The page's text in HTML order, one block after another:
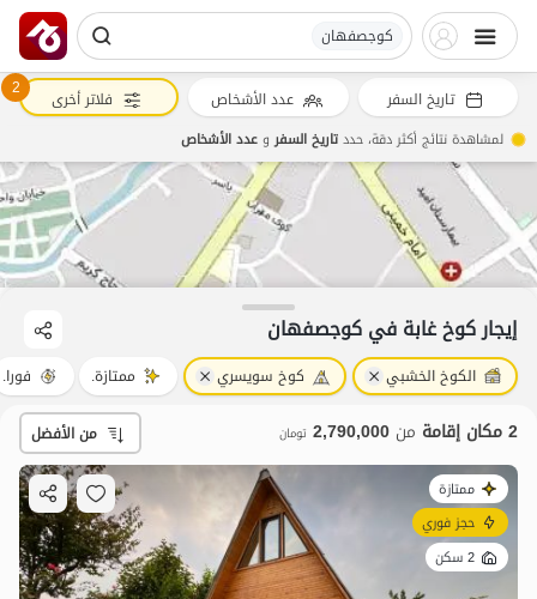
کوجصفهان
مليون ت 5
إيجار كوخ غابة في کوجصفهان
الكوخ الخشبي كوخ سويسري ممتازة. فورا.
2 مكان إقامة من 2,790,000 تومان من الأفضل
ممتازة
حجز فوري
2 سكن
تاريخ السفر عدد الأشخاص 2 فلاتر أخرى
لمشاهدة نتائج أكثر دقة، حددتاريخ السفروعدد الأشخاص